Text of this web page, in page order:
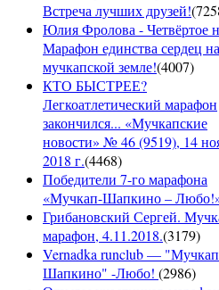
Встреча лучших друзей!(
Юлия Фролова - Четвёртое
Марафон единства сердец на
мучкапской земле!(4007)
КТО БЫСТРЕЕ?
Легкоатлетический марафон
закончился... «Мучкапские
новости» № 46 (9519), 14
2018 г.(4468)
Победители 7-го марафона
«Мучкап-Шапкино –
Грибановский Сергей.
марафон, 4.11.2018.(3179)
Vernadka runclub —
Шапкино" -Любо! (2986)